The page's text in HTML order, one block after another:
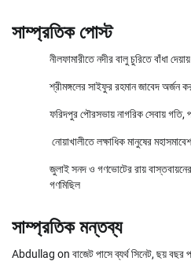
সাম্প্রতিক পোস্ট
নীলফামারীতে নদীর বালু চুরিতে বাঁধা
শ্রীমঙ্গলের সাইফুর রহমান জাবেদ অর্জন
ফরিদপুর পৌরসভায় নাগরিক সেবায়
নোয়াখালীতে লক্ষাধিক মানুষের
জুলাই সনদ ও গণভোটের রায় বাস্তবায়নের
গণমিছিল
সাম্প্রতিক মন্তব্য
Abdullag on বাজেট পাসে ব্যর্থ সিনেট, ছয়